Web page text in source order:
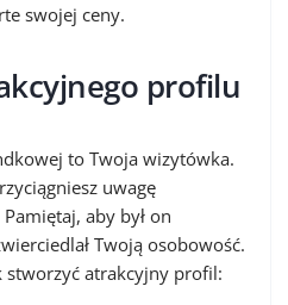
swojej ceny.
profilu
to Twoja wizytówka.
uwagę
aby był on
Twoją osobowość.
stworzyć atrakcyjny profil: